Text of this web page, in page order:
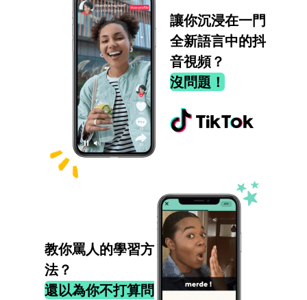
讓你沉浸在一門
全新語言中的抖
音視頻？
沒問題！
教你罵人的學習方
法？
還以為你不打算問